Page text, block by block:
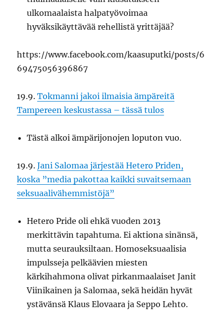
ulkomaalaista halpatyövoimaa
hyväksikäyttävää rehellistä yrittäjää?
https://www.facebook.com/kaasuputki/posts/6
69475056396867
19.9.Tokmanni jakoi ilmaisia ämpäreitä
Tampereen keskustassa – tässä tulos
Tästä alkoi ämpärijonojen loputon vuo.
19.9.Jani Salomaa järjestää Hetero Priden,
koska ”media pakottaa kaikki suvaitsemaan
seksuaalivähemmistöjä”
Hetero Pride oli ehkä vuoden 2013
merkittävin tapahtuma. Ei aktiona sinänsä,
mutta seurauksiltaan. Homoseksuaalisia
impulsseja pelkäävien miesten
kärkihahmona olivat pirkanmaalaiset Janit
Viinikainen ja Salomaa, sekä heidän hyvät
ystävänsä Klaus Elovaara ja Seppo Lehto.